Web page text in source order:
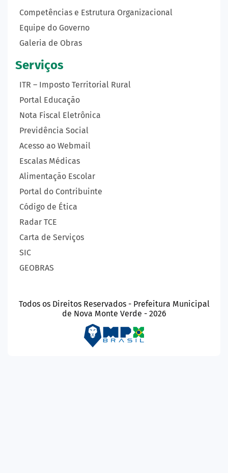
Competências e Estrutura Organizacional
Equipe do Governo
Galeria de Obras
Serviços
ITR – Imposto Territorial Rural
Portal Educação
Nota Fiscal Eletrônica
Previdência Social
Acesso ao Webmail
Escalas Médicas
Alimentação Escolar
Portal do Contribuinte
Código de Ética
Radar TCE
Carta de Serviços
SIC
GEOBRAS
Todos os Direitos Reservados - Prefeitura Municipal
de Nova Monte Verde - 2026